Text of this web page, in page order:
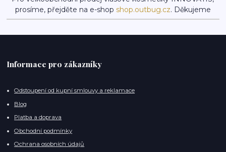
prosíme, přejděte na e-shop shop.outbug.cz. Děkujeme
Informace pro zákazníky
Odstoupení od kupní smlouvy a reklamace
Blog
Platba a doprava
Obchodní podmínky
Ochrana osobních údajů